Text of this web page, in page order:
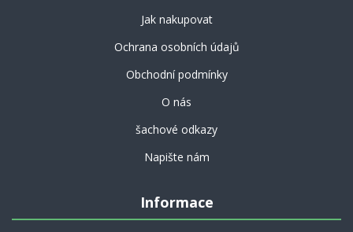
Jak nakupovat
Ochrana osobních údajů
Obchodní podmínky
O nás
šachové odkazy
Napište nám
Informace